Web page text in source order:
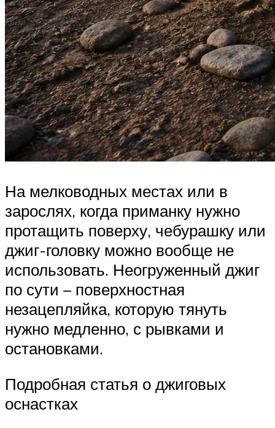
На мелководных местах или в
зарослях, когда приманку нужно
протащить поверху, чебурашку или
джиг-головку можно вообще не
использовать. Неогруженный джиг
по сути – поверхностная
незацепляйка, которую тянуть
нужно медленно, с рывками и
остановками.
Подробная статья о джиговых
оснастках